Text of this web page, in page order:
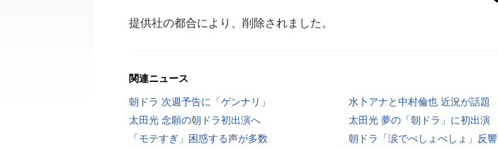
提供社の都合により、削除されました。
関連ニュース
朝ドラ 次週予告に「ゲンナリ」
水卜アナと中村倫也 近況が話題
太田光 念願の朝ドラ初出演へ
太田光 夢の「朝ドラ」に初出演
「モテすぎ」困惑する声が多数
朝ドラ「涙でべしょべしょ」反響